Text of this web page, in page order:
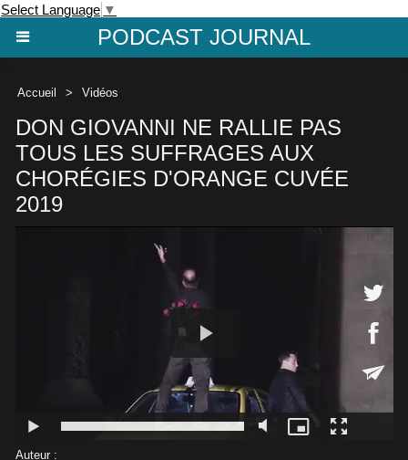
Select Language ▼
PODCAST JOURNAL
Accueil > Vidéos
DON GIOVANNI NE RALLIE PAS
TOUS LES SUFFRAGES AUX
CHORÉGIES D'ORANGE CUVÉE
2019
Auteur :